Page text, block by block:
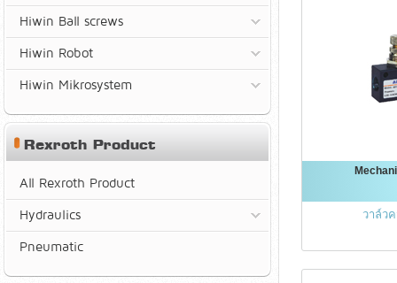
วาล์ว
Hiwin Ball screws
Hiwin Robot
Hiwin Mikrosystem
Rexroth Product
All Rexroth Product
Hydraulics
Pneumatic